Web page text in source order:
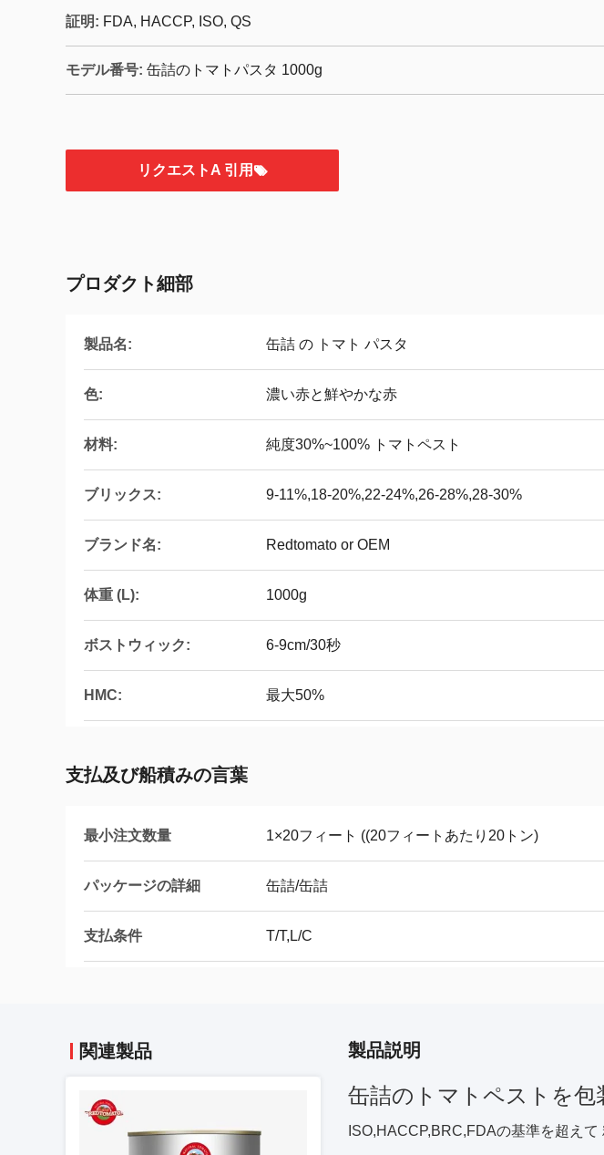
証明: FDA, HACCP, ISO, QS
モデル番号: 缶詰のトマトパスタ 1000g
リクエストA 引用
プロダクト細部
製品名: 缶詰 の トマト パスタ
色: 濃い赤と鮮やかな赤
材料: 純度30%~100% トマトペスト
ブリックス: 9-11%,18-20%,22-24%,26-28%,28-30%
ブランド名: Redtomato or OEM
体重 (L): 1000g
ボストウィック: 6-9cm/30秒
HMC: 最大50%
支払及び船積みの言葉
最小注文数量 1×20フィート ((20フィートあたり20トン)
パッケージの詳細 缶詰/缶詰
支払条件 T/T,L/C
関連製品 製品説明
缶詰のトマトペストを包
ISO,HACCP,BRC,FDAの基準を超え